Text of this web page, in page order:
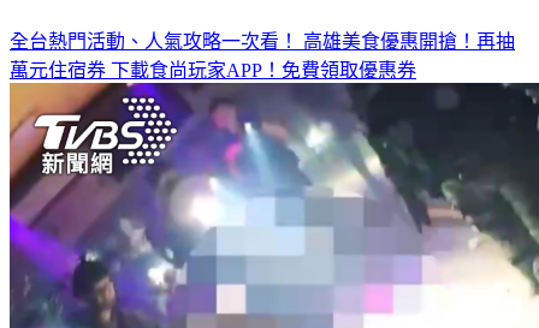
全台熱門活動、人氣攻略一次看！ 高雄美食優惠開搶！再抽
萬元住宿券 下載食尚玩家APP！免費領取優惠券